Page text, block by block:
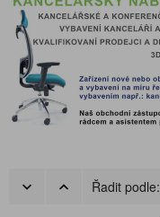
Řadit podle: